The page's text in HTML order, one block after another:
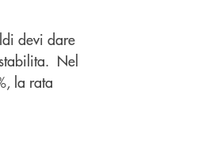
devi dare
Nel
la rata